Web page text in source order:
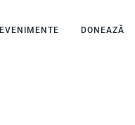
EVENIMENTE DONEAZĂ